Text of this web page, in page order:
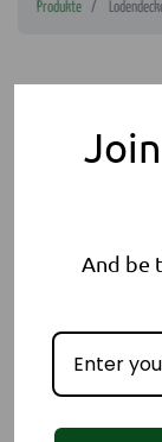
Produkte
And be